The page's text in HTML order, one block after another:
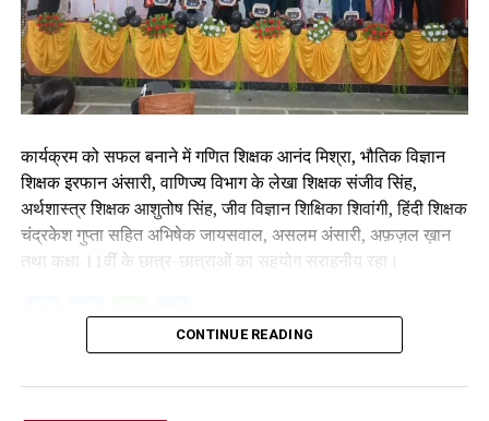
कार्यक्रम को सफल बनाने में गणित शिक्षक आनंद मिश्रा, भौतिक विज्ञान
शिक्षक इरफान अंसारी, वाणिज्य विभाग के लेखा शिक्षक संजीव सिंह,
अर्थशास्त्र शिक्षक आशुतोष सिंह, जीव विज्ञान शिक्षिका शिवांगी, हिंदी शिक्षक
चंद्रकेश गुप्ता सहित अभिषेक जायसवाल, असलम अंसारी, अफ़ज़ल ख़ान
तथा कक्षा 11वीं के छात्र-छात्राओं का सहयोग सराहनीय रहा।
Facebook
Twitter
WhatsApp
Share
CONTINUE READING